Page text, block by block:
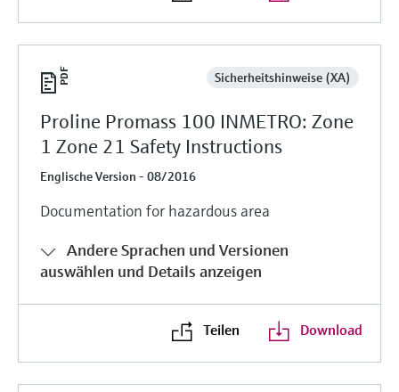
Sicherheitshinweise (XA)
Proline Promass 100 INMETRO: Zone
1 Zone 21 Safety Instructions
Englische Version - 08/2016
Documentation for hazardous area
Andere Sprachen und Versionen
auswählen und Details anzeigen
Teilen Download